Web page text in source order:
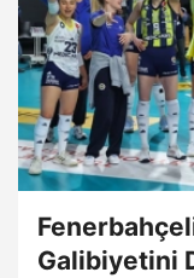
Galibiyetini